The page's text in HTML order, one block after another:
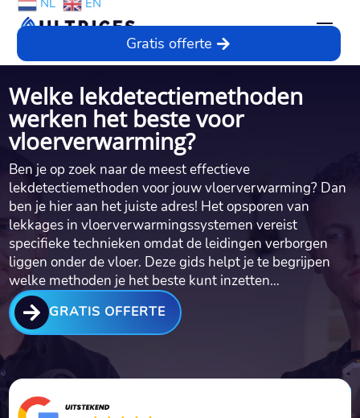
NL EN
Gratis offerte
Welke lekdetectiemethoden
werken het beste voor
vloerverwarming?
Ben je op zoek naar de meest effectieve
lekdetectiemethoden voor jouw vloerverwarming? Dan
ben je hier aan het juiste adres! Het opsporen van
lekkages in vloerverwarmingssystemen vereist
specifieke technieken omdat de leidingen verborgen
liggen onder de vloer.​ Deze gids helpt je te begrijpen
welke methoden je het beste kunt inzetten…
 GRATIS OFFERTE